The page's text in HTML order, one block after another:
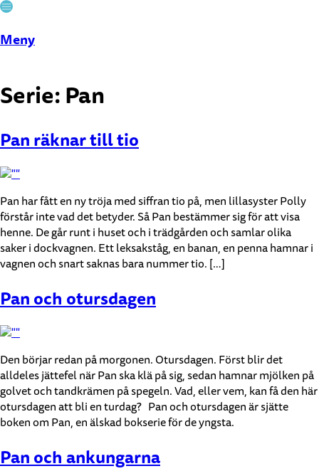
Meny
Serie:Pan
Pan räknar till tio
Pan har fått en ny tröja med siffran tio på, men lillasyster Polly
förstår inte vad det betyder. Så Pan bestämmer sig för att visa
henne. De går runt i huset och i trädgården och samlar olika
saker i dockvagnen. Ett leksakståg, en banan, en penna hamnar i
vagnen och snart saknas bara nummer tio. […]
Pan och otursdagen
Den börjar redan på morgonen. Otursdagen. Först blir det
alldeles jättefel när Pan ska klä på sig, sedan hamnar mjölken på
golvet och tandkrämen på spegeln. Vad, eller vem, kan få den här
otursdagen att bli en turdag? Pan och otursdagen är sjätte
boken om Pan, en älskad bokserie för de yngsta.
Pan och ankungarna